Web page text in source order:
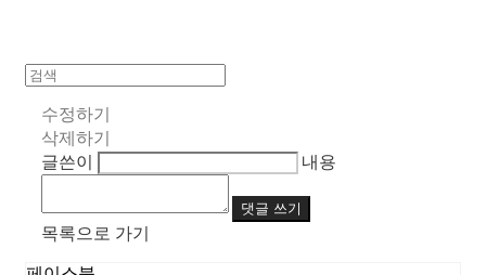
수정하기
삭제하기
글쓴이
내용
댓글 쓰기
목록으로 가기